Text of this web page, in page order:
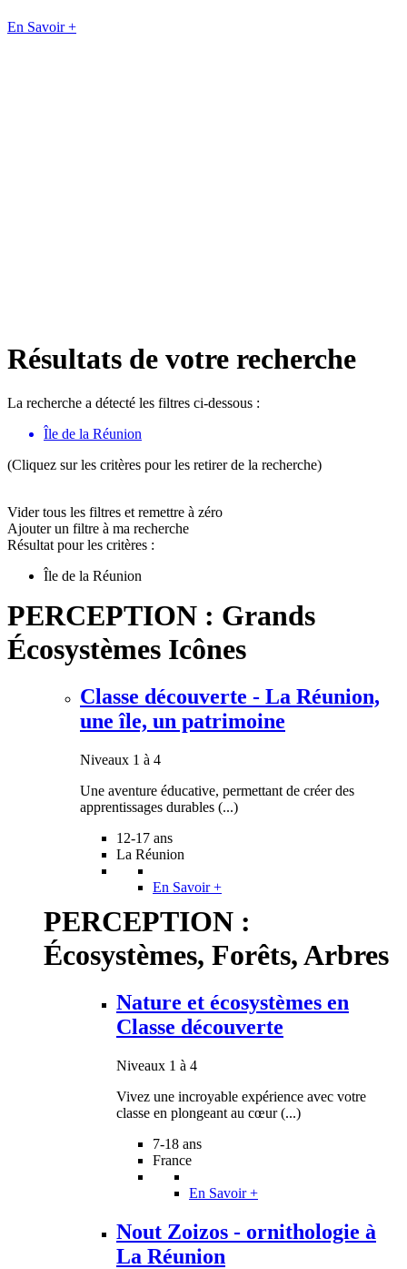
En Savoir +
Résultats de votre recherche
La recherche a détecté les filtres ci-dessous :
Île de la Réunion
(Cliquez sur les critères pour les retirer de la recherche)
Vider tous les filtres et remettre à zéro
Ajouter un filtre à ma recherche
Résultat pour les critères :
Île de la Réunion
PERCEPTION : Grands
Écosystèmes Icônes
Classe découverte - La Réunion,
une île, un patrimoine
Niveaux 1 à 4
Une aventure éducative, permettant de créer des
apprentissages durables (...)
12-17 ans
La Réunion
En Savoir +
PERCEPTION :
Écosystèmes, Forêts, Arbres
Nature et écosystèmes en
Classe découverte
Niveaux 1 à 4
Vivez une incroyable expérience avec votre
classe en plongeant au cœur (...)
7-18 ans
France
En Savoir +
Nout Zoizos - ornithologie à
La Réunion